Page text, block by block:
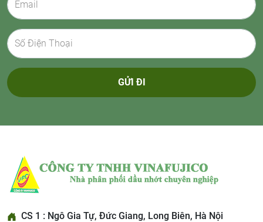
GỬI ĐI
CS 1 : Ngô Gia Tự, Đức Giang, Long Biên, Hà Nội